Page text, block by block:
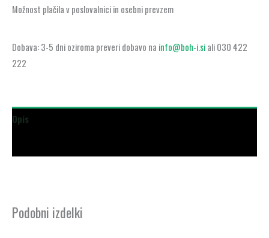
Možnost plačila v poslovalnici in osebni prevzem
Dobava: 3-5 dni oziroma preveri dobavo na info@boh-i.siali 030 422
222
Opis
Podobni izdelki